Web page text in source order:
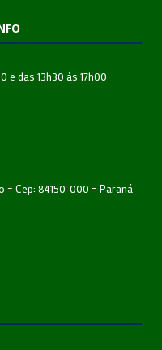
e das 13h30 às 17h00
– Cep: 84150-000 – Paraná